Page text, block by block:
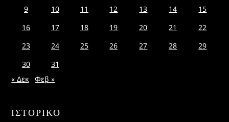
9
10 11 12 13 14
15
16
17 18 19 20 21
22
23
24 25 26 27 28
29
30
31
« Δεκ
Φεβ »
ΙΣΤΟΡΙΚΌ